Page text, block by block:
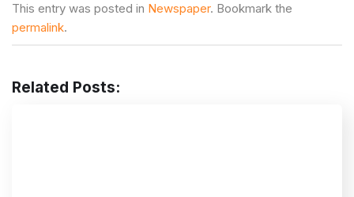
This entry was posted in Newspaper. Bookmark the
permalink.
Related Posts: